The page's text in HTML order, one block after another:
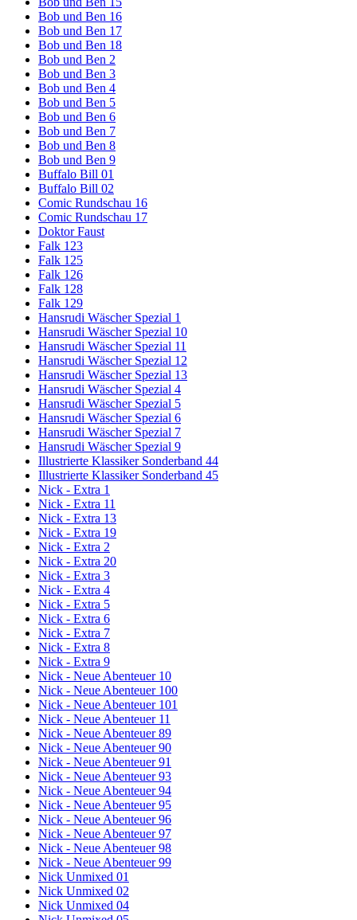
Bob und Ben 16
Bob und Ben 17
Bob und Ben 18
Bob und Ben 2
Bob und Ben 3
Bob und Ben 4
Bob und Ben 5
Bob und Ben 6
Bob und Ben 7
Bob und Ben 8
Bob und Ben 9
Buffalo Bill 01
Buffalo Bill 02
Comic Rundschau 16
Comic Rundschau 17
Doktor Faust
Falk 123
Falk 125
Falk 126
Falk 128
Falk 129
Hansrudi Wäscher Spezial 1
Hansrudi Wäscher Spezial 10
Hansrudi Wäscher Spezial 11
Hansrudi Wäscher Spezial 12
Hansrudi Wäscher Spezial 13
Hansrudi Wäscher Spezial 4
Hansrudi Wäscher Spezial 5
Hansrudi Wäscher Spezial 6
Hansrudi Wäscher Spezial 7
Hansrudi Wäscher Spezial 9
Illustrierte Klassiker Sonderband 44
Illustrierte Klassiker Sonderband 45
Nick - Extra 1
Nick - Extra 11
Nick - Extra 13
Nick - Extra 19
Nick - Extra 2
Nick - Extra 20
Nick - Extra 3
Nick - Extra 4
Nick - Extra 5
Nick - Extra 6
Nick - Extra 7
Nick - Extra 8
Nick - Extra 9
Nick - Neue Abenteuer 10
Nick - Neue Abenteuer 100
Nick - Neue Abenteuer 101
Nick - Neue Abenteuer 11
Nick - Neue Abenteuer 89
Nick - Neue Abenteuer 90
Nick - Neue Abenteuer 91
Nick - Neue Abenteuer 93
Nick - Neue Abenteuer 94
Nick - Neue Abenteuer 95
Nick - Neue Abenteuer 96
Nick - Neue Abenteuer 97
Nick - Neue Abenteuer 98
Nick - Neue Abenteuer 99
Nick Unmixed 01
Nick Unmixed 02
Nick Unmixed 04